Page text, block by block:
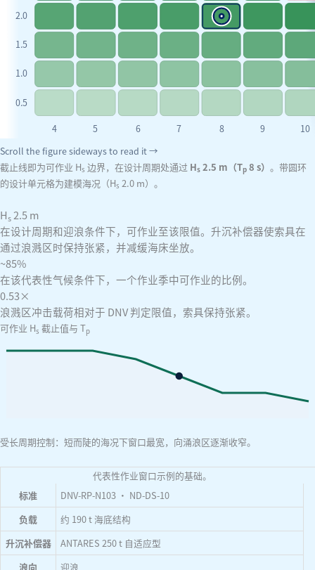
4 5 6 7 8 9 10
2.0
1.5
1.0
0.5
Scroll the figure sideways to read it →
截止线即为可作业 Hs 边界，在设计周期处通过 Hs 2.5 m（Tp 8 s） 。带圆环
的设计单元格为建模海况（Hs 2.0 m）。
Hs2.5m
在设计周期和迎浪条件下，可作业至该限值。升沉补偿器使索具在
通过浪溅区时保持张紧，并减缓海床坐放。
~85%
在该代表性气候条件下，一个作业季中可作业的比例。
0.53×
浪溅区冲击载荷相对于 DNV 判定限值，索具保持张紧。
可作业 Hs 截止值与 Tp
受长周期控制：短而陡的海况下窗口最宽，向涌浪区逐渐收窄。
代表性作业窗口示例的基础。
标准
DNV-RP-N103 · ND-DS-10
负载
约 190 t 海底结构
升沉补偿器
ANTARES 250 t 自适应型
浪向
迎浪